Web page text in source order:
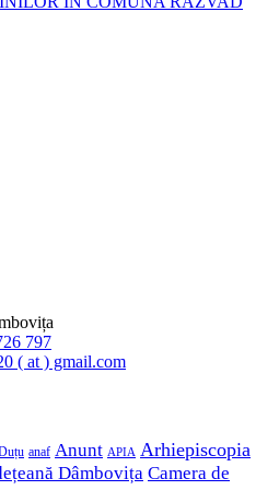
797Opens
in
( at ) gmail.comOpens
anaf Anunt APIA Arhiepiscopia
Dâmbovița Camera de